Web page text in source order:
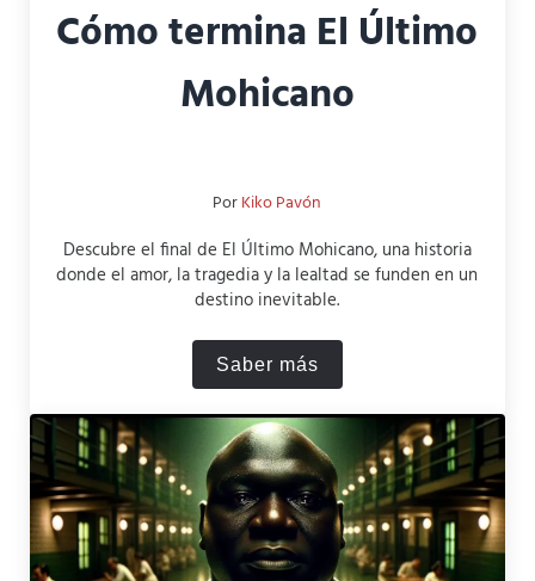
Cómo termina El Último
Mohicano
PorKiko Pavón
Descubre el final de El Último Mohicano, una historia
donde el amor, la tragedia y la lealtad se funden en un
destino inevitable.
Saber másCómo termina El Último